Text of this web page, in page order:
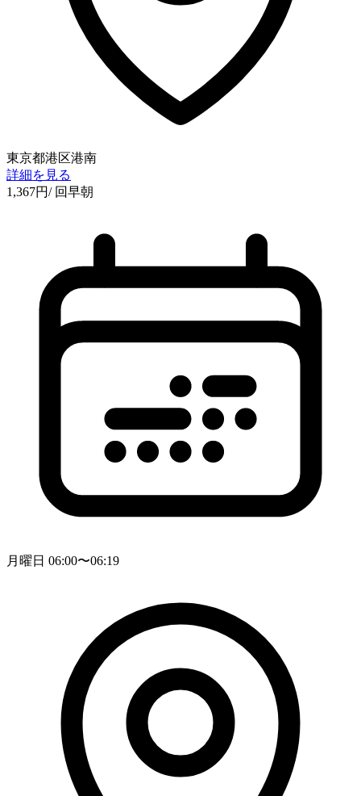
東京都港区港南
詳細を見る
1,367円/ 回早朝
月曜日 06:00〜06:19